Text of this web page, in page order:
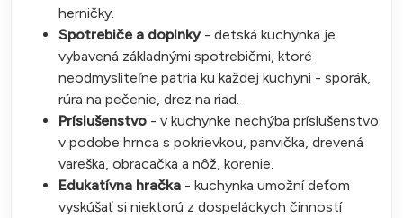
herničky.
Spotrebiče a doplnky - detská kuchynka je
vybavená základnými spotrebičmi, ktoré
neodmysliteľne patria ku každej kuchyni - sporák,
rúra na pečenie, drez na riad.
Príslušenstvo - v kuchynke nechýba príslušenstvo
v podobe hrnca s pokrievkou, panvička, drevená
vareška, obracačka a nôž, korenie.
Edukatívna hračka - kuchynka umožní deťom
vyskúšať si niektorú z dospeláckych činností